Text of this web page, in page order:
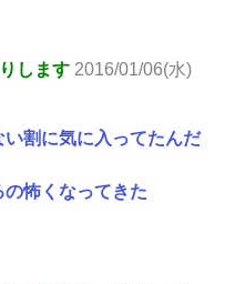
します 2016/01/06(水)
割に気に入ってたんだ
怖くなってきた